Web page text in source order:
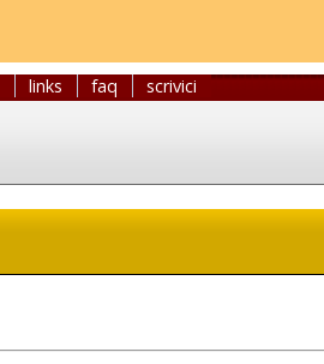
links faq scrivici